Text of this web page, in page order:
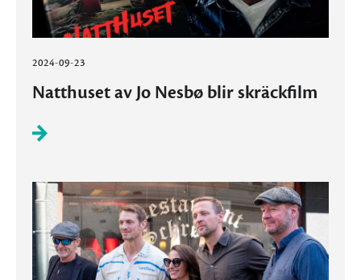
2024-09-23
Natthuset av Jo Nesbø blir skräckfilm